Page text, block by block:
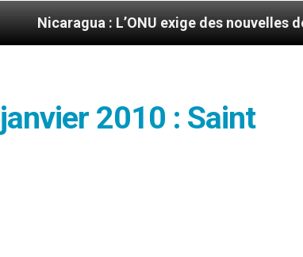
: L’ONU exige des nouvelles de Mgr Mata
2010 : Saint